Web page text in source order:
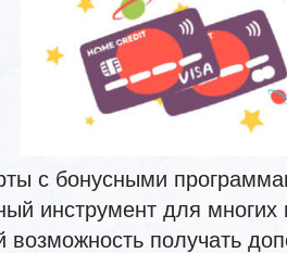
с бонусными
инструмент для многих
получать